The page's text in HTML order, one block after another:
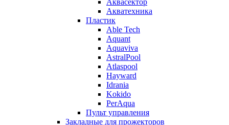
Акватехника
Пластик
Able Tech
Aquant
Aquaviva
AstralPool
Atlaspool
Hayward
Idrania
Kokido
PerAqua
Пульт управления
Закладные для прожекторов